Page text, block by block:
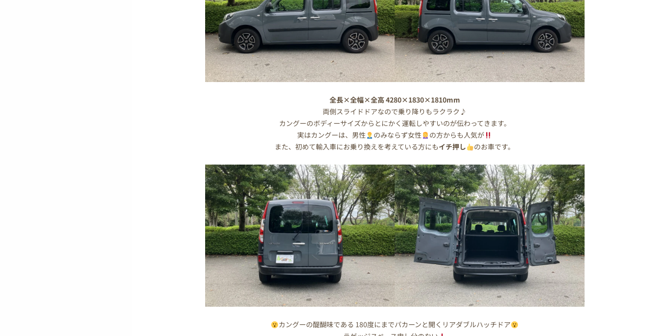
全長×全幅×全高 4280×1830×1810mm
両側スライドドアなので乗り降りもラクラク ♪
カングーのボディーサイズからとにかく運転しやすいのが伝わってきます。
実はカングーは、男性
のみならず女性
の方からも人気が
また、初めて輸入車にお乗り換えを考えている方にもイチ押し のお車です。
カングーの醍醐味である 180度にまでパカーンと開くリアダブルハッチドア